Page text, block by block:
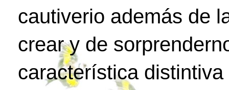
cautiverio además de
crear y de
característica